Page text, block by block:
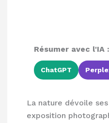
Résumer avec l'IA :
ChatGPT
La nature dévoile
exposition